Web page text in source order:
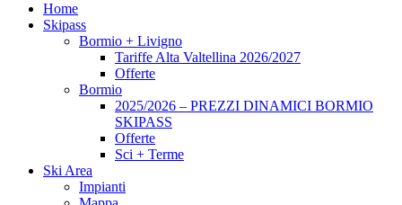
Home
Skipass
Bormio + Livigno
Tariffe Alta Valtellina 2026/2027
Offerte
Bormio
2025/2026 – PREZZI DINAMICI BORMIO
SKIPASS
Offerte
Sci + Terme
Ski Area
Impianti